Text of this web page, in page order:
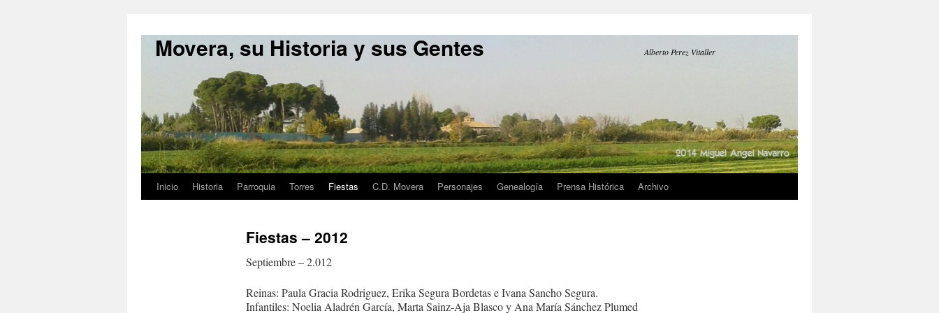
Movera, su Historia y sus Gentes Alberto Perez Vitaller
Inicio Historia Parroquia Torres Fiestas C.D. Movera Personajes Genealogía Prensa Histórica Archivo
Fiestas – 2012
Septiembre – 2.012
Reinas: Paula Gracia Rodriguez, Erika Segura Bordetas e Ivana Sancho Segura.
Infantiles: Noelia Aladrén García, Marta Sainz-Aja Blasco y Ana María Sánchez Plumed